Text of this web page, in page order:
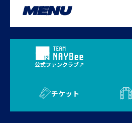
MENU
公式ファンクラブ
チケット